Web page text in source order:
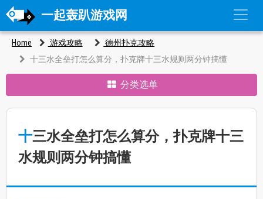
一起轰趴游戏网
Home 游戏攻略
德州扑克攻略
十三水全垒打怎么算分，扑克牌十三水规则两分钟搞懂
分类选单
十三水全垒打怎么算分，扑克牌十三
水规则两分钟搞懂